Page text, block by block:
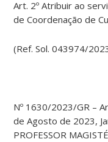
Art. 2º Atribuir ao
de Coordenação de
(Ref. Sol. 043974/
Nº 1630/2023/GR –
de Agosto de 2023,
PROFESSOR